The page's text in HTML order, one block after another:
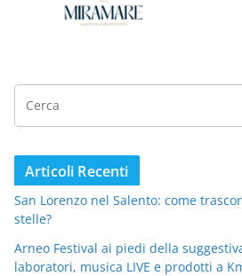
Articoli Recenti
San Lorenzo nel Salento: come
stelle?
Arneo Festival ai piedi della
laboratori, musica LIVE e prodotti a